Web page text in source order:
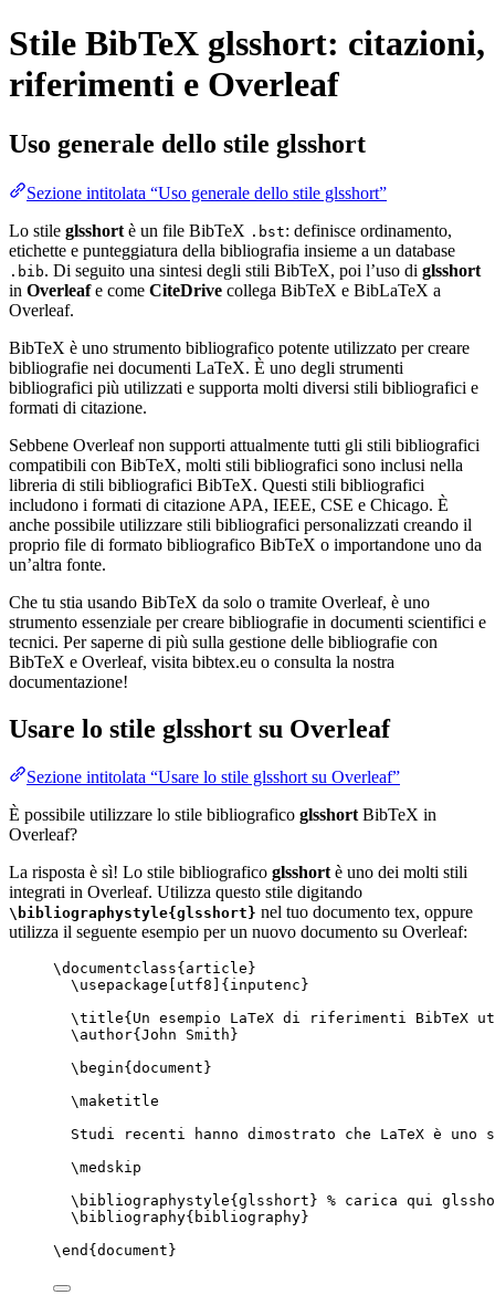
Stile BibTeX glsshort: citazioni,
riferimenti e Overleaf
Uso generale dello stile glsshort
Sezione intitolata “Uso generale dello stile glsshort”
Lo stile glsshort è un file BibTeX .bst: definisce ordinamento,
etichette e punteggiatura della bibliografia insieme a un database
.bib. Di seguito una sintesi degli stili BibTeX, poi l’uso di glsshort
in Overleafe come CiteDrive collega BibTeX e BibLaTeX a
Overleaf.
BibTeX è uno strumento bibliografico potente utilizzato per creare
bibliografie nei documenti LaTeX. È uno degli strumenti
bibliografici più utilizzati e supporta molti diversi stili bibliografici e
formati di citazione.
Sebbene Overleaf non supporti attualmente tutti gli stili bibliografici
compatibili con BibTeX, molti stili bibliografici sono inclusi nella
libreria di stili bibliografici BibTeX. Questi stili bibliografici
includono i formati di citazione APA, IEEE, CSE e Chicago. È
anche possibile utilizzare stili bibliografici personalizzati creando il
proprio file di formato bibliografico BibTeX o importandone uno da
un’altra fonte.
Che tu stia usando BibTeX da solo o tramite Overleaf, è uno
strumento essenziale per creare bibliografie in documenti scientifici e
tecnici. Per saperne di più sulla gestione delle bibliografie con
BibTeX e Overleaf, visita bibtex.eu o consulta la nostra
documentazione!
Usare lo stile glsshort su Overleaf
Sezione intitolata “Usare lo stile glsshort su Overleaf”
È possibile utilizzare lo stile bibliografico glsshortBibTeX in
Overleaf?
La risposta è sì! Lo stile bibliografico glsshortè uno dei molti stili
integrati in Overleaf. Utilizza questo stile digitando
\bibliographystyle{glsshort} nel tuo documento tex, oppure
utilizza il seguente esempio per un nuovo documento su Overleaf:
\documentclass{ article }
\usepackage
utf8 ]{ inputenc }
\title{Un esempio LaTeX di riferimenti
\author{John Smith}
\begin{ document }
\maketitle
Studi recenti hanno dimostrato che LaTeX è
\medskip
\bibliographystyle{glsshort} % carica qui
\bibliography{bibliography}
\end { document }